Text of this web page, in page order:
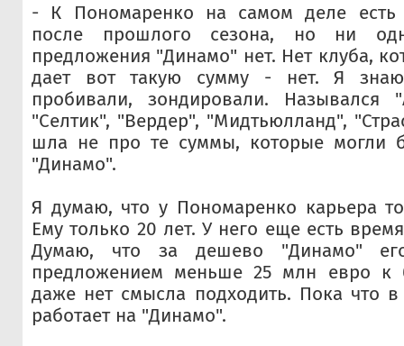
- К Пономаренко на самом деле есть
после прошлого сезона, но ни
предложения "Динамо" нет. Нет клуба,
дает вот такую сумму - нет. Я
пробивали, зондировали. Назывался
"Селтик", "Вердер", "Мидтьюлланд",
шла не про те суммы, которые могли
"Динамо".
Я думаю, что у Пономаренко карьера
Ему только 20 лет. У него еще есть
Думаю, что за дешево "Динамо"
предложением меньше 25 млн евро к
даже нет смысла подходить. Пока что
работает на "Динамо".